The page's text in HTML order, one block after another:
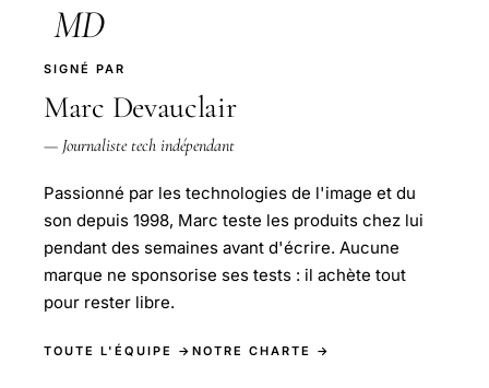
MD
SIGNÉ PAR
Marc Devauclair
— Journaliste tech indépendant
Passionné par les technologies de l'image et du
son depuis 1998, Marc teste les produits chez lui
pendant des semaines avant d'écrire. Aucune
marque ne sponsorise ses tests : il achète tout
pour rester libre.
TOUTE L'ÉQUIPE → NOTRE CHARTE →